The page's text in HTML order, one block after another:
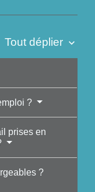
Tout déplier keyboard_arrow_down
?
prises en
?